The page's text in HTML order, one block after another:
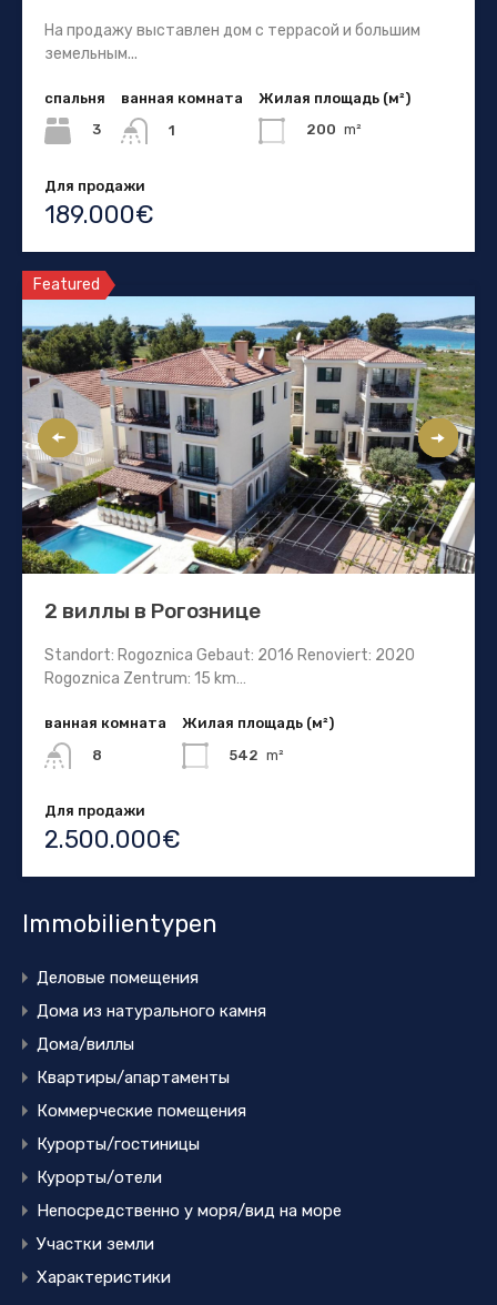
На продажу выставлен дом с террасой и большим
земельным...
спальня
3
ванная комната
1
Жилая площадь (м²)
200 m²
Для продажи
189.000€
Featured
2 виллы в Рогознице
Standort: Rogoznica Gebaut: 2016 Renoviert: 2020
Rogoznica Zentrum: 15 km…
ванная комната
8
Жилая площадь (м²)
542 m²
Для продажи
2.500.000€
Immobilientypen
Деловые помещения
Дома из натурального камня
Дома/виллы
Квартиры/апартаменты
Коммерческие помещения
Курорты/гостиницы
Курорты/отели
Непосредственно у моря/вид на море
Участки земли
Характеристики